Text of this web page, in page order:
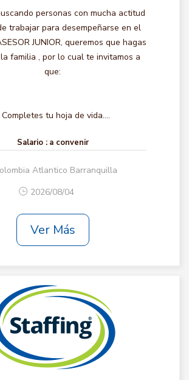
personas con mucha actitud
trabajar para desempeñarse en el
JUNIOR, queremos que hagas
familia , por lo cual te invitamos a
que:
tu hoja de vida....
Salario : a convenir
Atlantico Barranquilla
2026/08/04
Ver Más